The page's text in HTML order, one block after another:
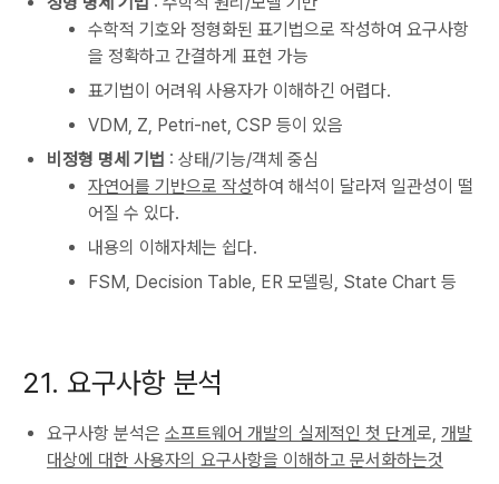
수학적 기호와 정형화된 표기법으로 작성하여 요구사항
을 정확하고 간결하게 표현 가능
표기법이 어려워 사용자가 이해하긴 어렵다.
VDM, Z, Petri-net, CSP 등이 있음
비정형 명세 기법 : 상태/기능/객체 중심
자연어를 기반으로 작성하여 해석이 달라져 일관성이 떨
어질 수 있다.
내용의 이해자체는 쉽다.
FSM, Decision Table, ER 모델링, State Chart 등
21. 요구사항 분석
요구사항 분석은 소프트웨어 개발의 실제적인 첫 단계 로, 개발
대상에 대한 사용자의 요구사항을 이해하고 문서화하는것